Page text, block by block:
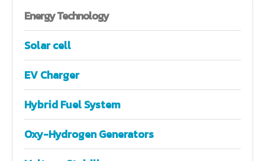
EnergyTechnology
Solar cell
EV Charger
Hybrid Fuel System
Oxy-Hydrogen Generators